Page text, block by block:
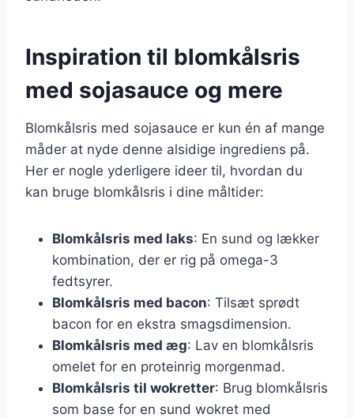
Inspiration til blomkålsris
med sojasauce og mere
Blomkålsris med sojasauce er kun én af mange
måder at nyde denne alsidige ingrediens på.
Her er nogle yderligere ideer til, hvordan du
kan bruge blomkålsris i dine måltider:
Blomkålsris med laks: En sund og lækker
kombination, der er rig på omega-3
fedtsyrer.
Blomkålsris med bacon: Tilsæt sprødt
bacon for en ekstra smagsdimension.
Blomkålsris med æg: Lav en blomkålsris
omelet for en proteinrig morgenmad.
Blomkålsris til wokretter: Brug blomkålsris
som base for en sund wokret med